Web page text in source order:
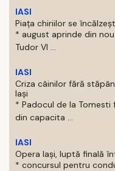
IASI
Piața chiriilor se
* august aprinde din
Tudor Vl ...
IASI
Criza câinilor fără
Iași
* Padocul de la
din capacita ...
IASI
Opera Iași, luptă finală
* concursul pentru